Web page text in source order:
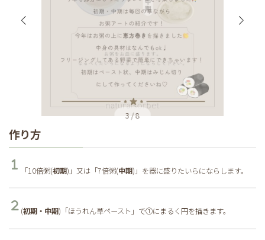
3 /8
作り方
「10倍粥(初期)」又は「7倍粥(中期)」を器に盛りたいらにならします。
(初期・中期)「ほうれん草ペースト」で①にまるく円を描きます。